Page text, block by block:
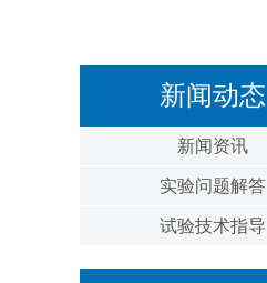
新闻动态
新闻资讯
实验问题解答
试验技术指导